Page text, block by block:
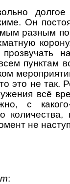
долгое
Он
разным
пунктам
это не так.
всё
с
не
: